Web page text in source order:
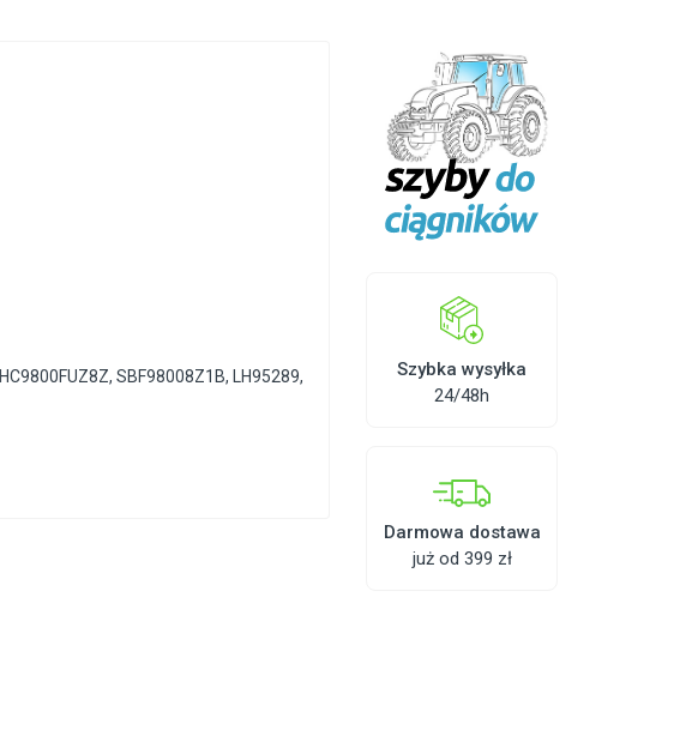
HC9800FUZ8Z, SBF98008Z1B, LH95289,
Szybka wysyłka
24/48h
Darmowa dostawa
już od 399 zł